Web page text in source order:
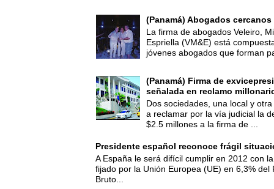
(Panamá) Abogados
La firma de abogados Veleiro,
Espriella (VM&E) está
jóvenes abogados que forman
(Panamá) Firma de
señalada en reclamo
Dos sociedades, una local y
a reclamar por la vía judicial la
$2.5 millones a la firma de ...
Presidente español reconoce frágil
A España le será difícil cumplir en 2012 con
fijado por la Unión Europea (UE) en 6,3% del
Bruto...